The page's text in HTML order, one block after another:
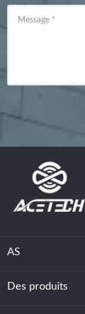
Message *
AS
À propos de nous
Des produits